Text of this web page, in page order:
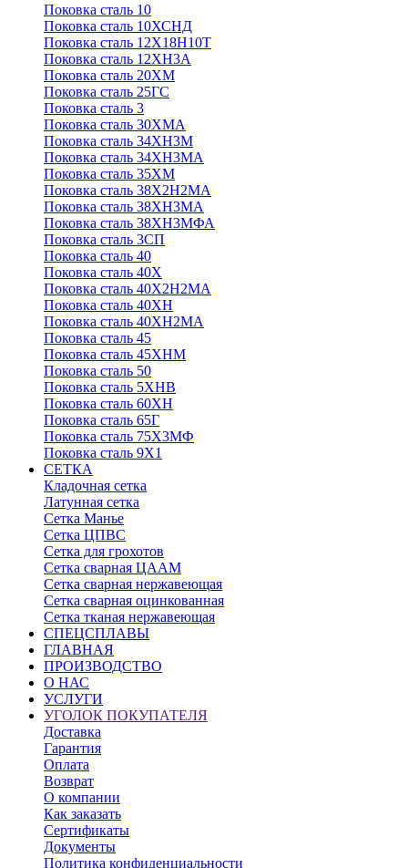
Поковка сталь 10
Поковка сталь 10ХСНД
Поковка сталь 12Х18Н10Т
Поковка сталь 12ХН3А
Поковка сталь 20ХМ
Поковка сталь 25ГС
Поковка сталь 3
Поковка сталь 30ХМА
Поковка сталь 34ХН3М
Поковка сталь 34ХН3МА
Поковка сталь 35ХМ
Поковка сталь 38Х2Н2МА
Поковка сталь 38ХН3МА
Поковка сталь 38ХН3МФА
Поковка сталь 3СП
Поковка сталь 40
Поковка сталь 40Х
Поковка сталь 40Х2Н2МА
Поковка сталь 40ХН
Поковка сталь 40ХН2МА
Поковка сталь 45
Поковка сталь 45ХНМ
Поковка сталь 50
Поковка сталь 5ХНВ
Поковка сталь 60ХН
Поковка сталь 65Г
Поковка сталь 75Х3МФ
Поковка сталь 9Х1
СЕТКА
Кладочная сетка
Латунная сетка
Сетка Манье
Сетка ЦПВС
Сетка для грохотов
Сетка сварная ЦААМ
Сетка сварная нержавеющая
Сетка сварная оцинкованная
Сетка тканая нержавеющая
СПЕЦСПЛАВЫ
ГЛАВНАЯ
ПРОИЗВОДСТВО
О НАС
УСЛУГИ
УГОЛОК ПОКУПАТЕЛЯ
Доставка
Гарантия
Оплата
Возврат
О компании
Как заказать
Сертификаты
Документы
Политика конфиденциальности